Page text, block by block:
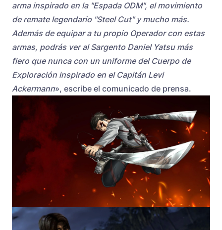
arma inspirado en la "Espada ODM", el movimiento
de remate legendario "Steel Cut" y mucho más.
Además de equipar a tu propio Operador con estas
armas, podrás ver al Sargento Daniel Yatsu más
fiero que nunca con un uniforme del Cuerpo de
Exploración inspirado en el Capitán Levi
Ackermann», escribe el comunicado de prensa.